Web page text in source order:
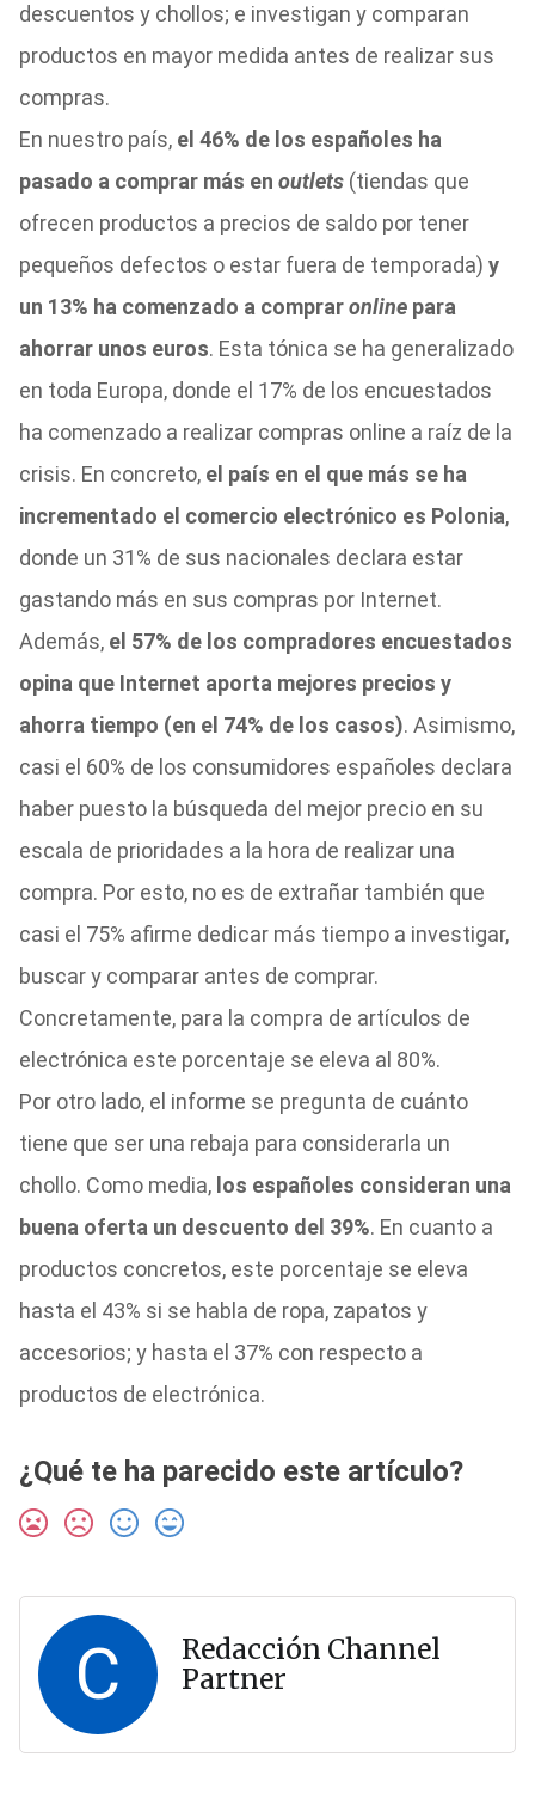
descuentos y chollos; e investigan y comparan
productos en mayor medida antes de realizar sus
compras.
En nuestro país, el 46% de los españoles ha
pasado a comprar más en outlets(tiendas que
ofrecen productos a precios de saldo por tener
pequeños defectos o estar fuera de temporada) y
un 13% ha comenzado a compraronline para
ahorrar unos euros. Esta tónica se ha generalizado
en toda Europa, donde el 17% de los encuestados
ha comenzado a realizar compras online a raíz de la
crisis. En concreto, el país en el que más se ha
incrementado el comercio electrónico es Polonia,
donde un 31% de sus nacionales declara estar
gastando más en sus compras por Internet.
Además, el 57% de los compradores encuestados
opina que Internet aporta mejores precios y
ahorra tiempo (en el 74% de los casos). Asimismo,
casi el 60% de los consumidores españoles declara
haber puesto la búsqueda del mejor precio en su
escala de prioridades a la hora de realizar una
compra. Por esto, no es de extrañar también que
casi el 75% afirme dedicar más tiempo a investigar,
buscar y comparar antes de comprar.
Concretamente, para la compra de artículos de
electrónica este porcentaje se eleva al 80%.
Por otro lado, el informe se pregunta de cuánto
tiene que ser una rebaja para considerarla un
chollo. Como media, los españoles consideran una
buena oferta un descuento del 39%. En cuanto a
productos concretos, este porcentaje se eleva
hasta el 43% si se habla de ropa, zapatos y
accesorios; y hasta el 37% con respecto a
productos de electrónica.
¿Qué te ha parecido este artículo?
C
Redacción Channel
Partner